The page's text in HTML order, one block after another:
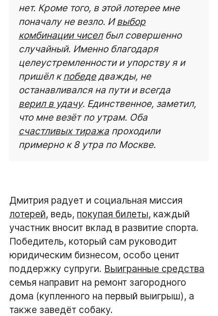
нет. Кроме того, в этой лотерее мне
поначалу не везло. Ивыбор
комбинации чиселбыл совершенно
случайный. Именно благодаря
целеустремленности и упорству я и
пришёл кпобедедважды, не
останавливался на пути и всегда
верил в удачу. Единственное, заметил,
что мне везёт по утрам. Оба
счастливых тиражапроходили
примерно к 8 утра по Москве.
Дмитрия радует и социальная миссия
лотерей, ведь, покупая билеты, каждый
участник вносит вклад в развитие спорта.
Победитель, который сам руководит
юридическим бизнесом, особо ценит
поддержку супруги. Выигранные средства
семья направит на ремонт загородного
дома (купленного на первый выигрыш), а
также заведёт собаку.